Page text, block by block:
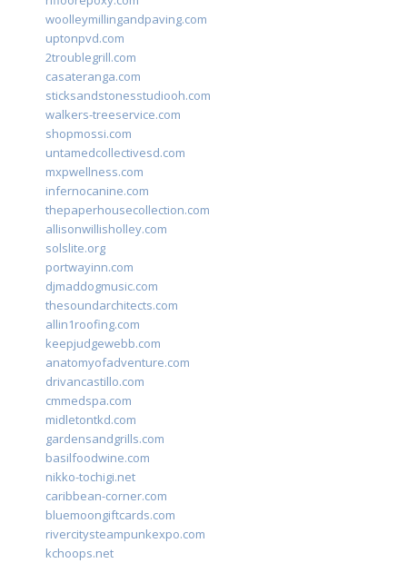
woolleymillingandpaving.com
uptonpvd.com
2troublegrill.com
casateranga.com
sticksandstonesstudiooh.com
walkers-treeservice.com
shopmossi.com
untamedcollectivesd.com
mxpwellness.com
infernocanine.com
thepaperhousecollection.com
allisonwillisholley.com
solslite.org
portwayinn.com
djmaddogmusic.com
thesoundarchitects.com
allin1roofing.com
keepjudgewebb.com
anatomyofadventure.com
drivancastillo.com
cmmedspa.com
midletontkd.com
gardensandgrills.com
basilfoodwine.com
nikko-tochigi.net
caribbean-corner.com
bluemoongiftcards.com
rivercitysteampunkexpo.com
kchoops.net